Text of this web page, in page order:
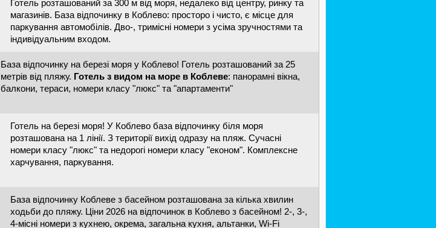
Готель розташований за 300 м від моря, недалеко від центру, ринку та
магазинів. База відпочинку в Коблево: просторо і чисто, є місце для
паркування автомобілів. Дво-, тримісні номери з усіма зручностями та
індивідуальним входом.
База відпочинку на березі моря у Коблево! Готель розташований за 25
метрів від пляжу. Готель з видом на море в Коблеве: панорамні вікна,
балкони, тераси, номери класу "люкс" та "апартаменти"
Готель на березі моря! У Коблево база відпочинку біля моря
розташована на 1 лінії. З території вихід одразу на пляж. Сучасні
номери класу "люкс" та недорогі номери класу "економ". Комплексне
харчування, паркування.
База відпочинку Коблеве з басейном розташована за кілька хвилин
ходьби до пляжу. Ціни 2026 на відпочинок в Коблево з басейном! 2-, 3-,
4-місні номери з кухнею, окрема, загальна кухня, альтанки, Wi-Fi